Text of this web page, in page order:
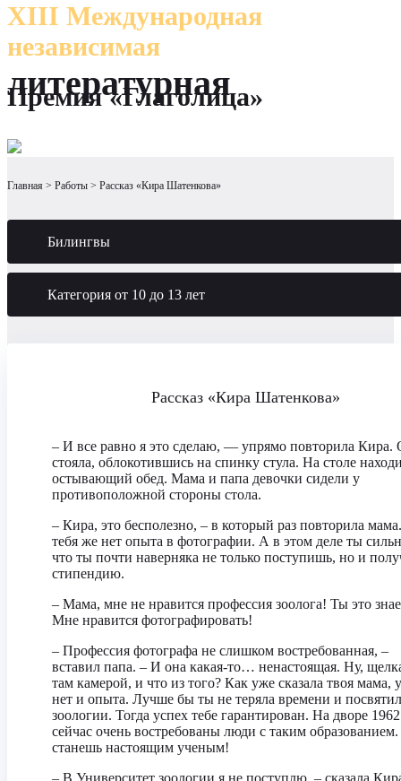
XIII Международная
независимая
литературная
Премия «Глаголица»
Главная Работы Рассказ «Кира Шатенкова»
Билингвы
Категория от 10 до 13 лет
Рассказ «Кира Шатенкова»
– И все равно я это сделаю, — упрямо повторила Кира.
стояла, облокотившись на спинку стула. На столе
остывающий обед. Мама и папа девочки сидели у
противоположной стороны стола.
– Кира, это бесполезно, – в который раз повторила
тебя же нет опыта в фотографии. А в этом деле ты
что ты почти наверняка не только поступишь, но и
стипендию.
– Мама, мне не нравится профессия зоолога! Ты это
Мне нравится фотографировать!
– Профессия фотографа не слишком востребованная, –
вставил папа. – И она какая-то… ненастоящая. Ну,
там камерой, и что из того? Как уже сказала твоя мама,
нет и опыта. Лучше бы ты не теряла времени и
зоологии. Тогда успех тебе гарантирован. На дворе
сейчас очень востребованы люди с таким
станешь настоящим ученым!
– В Университет зоологии я не поступлю, – сказала